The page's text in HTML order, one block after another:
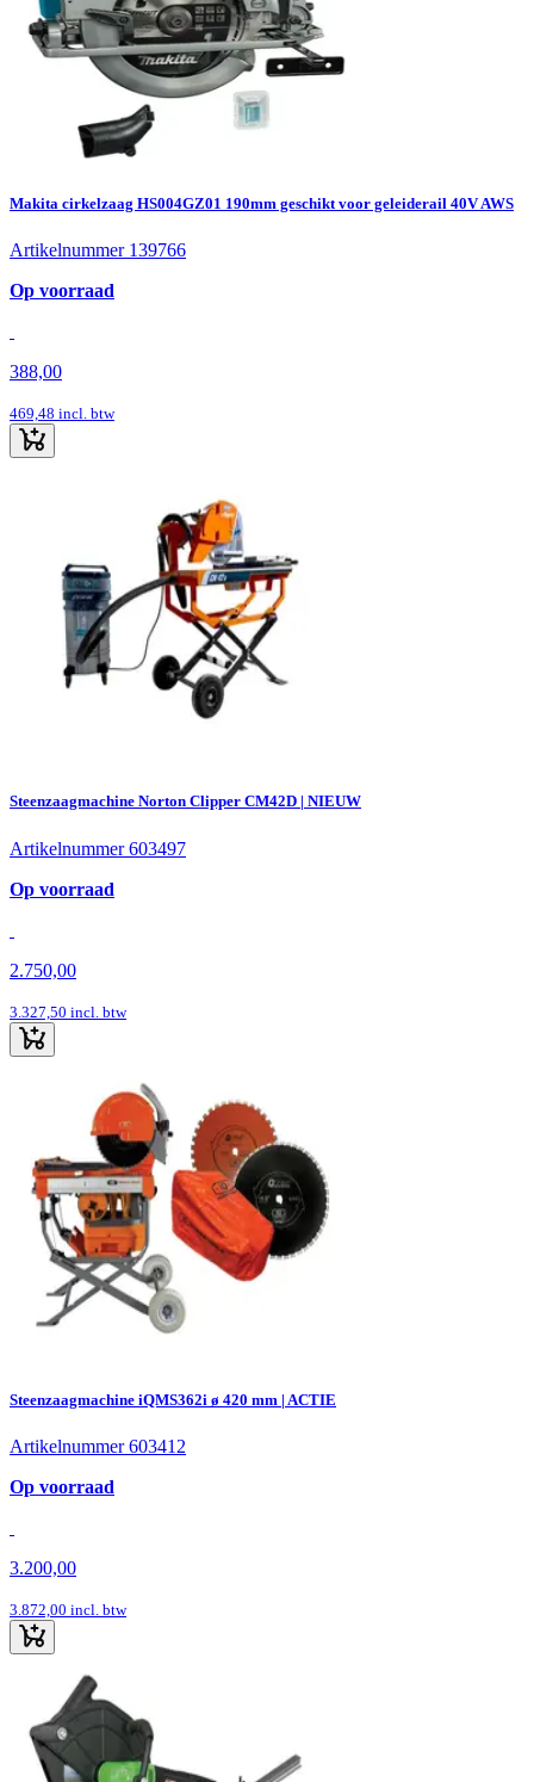
Makita cirkelzaag HS004GZ01 190mm geschikt voor geleiderail 40V AWS
Artikelnummer 139766
Op voorraad
388,00
469,48 incl. btw
Steenzaagmachine Norton Clipper CM42D | NIEUW
Artikelnummer 603497
Op voorraad
2.750,00
3.327,50 incl. btw
Steenzaagmachine iQMS362i ø 420 mm | ACTIE
Artikelnummer 603412
Op voorraad
3.200,00
3.872,00 incl. btw